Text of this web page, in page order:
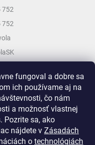
fungoval a dobre sa
ich používame aj na
čo nám
a možnosť vlastnej
Pozrite sa, ako
nájdete v Zásadách
o technológiách
752
752